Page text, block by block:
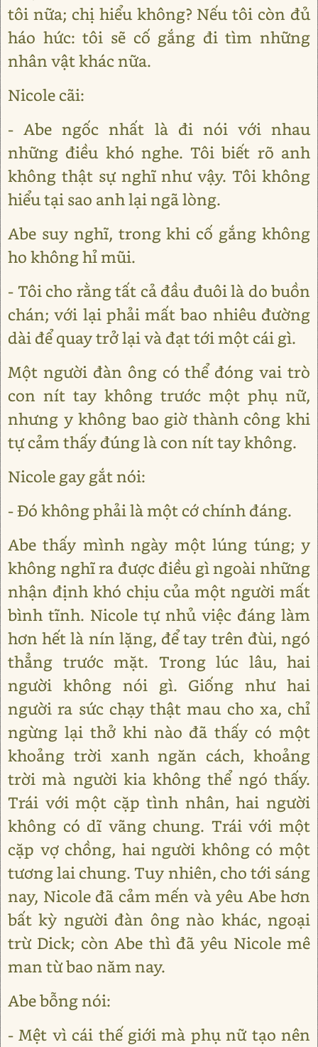
tôi nữa; chị hiểu không? Nếu tôi còn đủ
háo hức: tôi sẽ cố gắng đi tìm những
nhân vật khác nữa.
Nicole cãi:
- Abe ngốc nhất là đi nói với nhau
những điều khó nghe. Tôi biết rõ anh
không thật sự nghĩ như vậy. Tôi không
hiểu tại sao anh lại ngã lòng.
Abe suy nghĩ, trong khi cố gắng không
ho không hỉ mũi.
- Tôi cho rằng tất cả đầu đuôi là do buồn
chán; với lại phải mất bao nhiêu đường
dài để quay trở lại và đạt tới một cái gì.
Một người đàn ông có thể đóng vai trò
con nít tay không trước một phụ nữ,
nhưng y không bao giờ thành công khi
tự cảm thấy đúng là con nít tay không.
Nicole gay gắt nói:
- Đó không phải là một cớ chính đáng.
Abe thấy mình ngày một lúng túng; y
không nghĩ ra được điều gì ngoài những
nhận định khó chịu của một người mất
bình tĩnh. Nicole tự nhủ việc đáng làm
hơn hết là nín lặng, để tay trên đùi, ngó
thẳng trước mặt. Trong lúc lâu, hai
người không nói gì. Giống như hai
người ra sức chạy thật mau cho xa, chỉ
ngừng lại thở khi nào đã thấy có một
khoảng trời xanh ngăn cách, khoảng
trời mà người kia không thể ngó thấy.
Trái với một cặp tình nhân, hai người
không có dĩ vãng chung. Trái với một
cặp vợ chồng, hai người không có một
tương lai chung. Tuy nhiên, cho tới sáng
nay, Nicole đã cảm mến và yêu Abe hơn
bất kỳ người đàn ông nào khác, ngoại
trừ Dick; còn Abe thì đã yêu Nicole mê
man từ bao năm nay.
Abe bỗng nói:
- Mệt vì cái thế giới mà phụ nữ tạo nên